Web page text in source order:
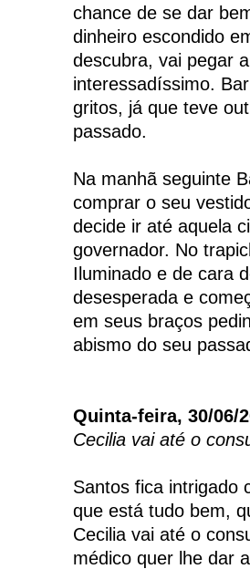
chance de se dar
dinheiro escondido
descubra, vai pegar
interessadíssimo.
gritos, já que teve
passado.
Na manhã seguinte
comprar o seu
decide ir até aquela
governador. No
Iluminado e de cara
desesperada e
em seus braços
abismo do seu
Quinta-feira, 30/06/
Cecilia vai até o
Santos fica intrigado
que está tudo bem,
Cecilia vai até o
médico quer lhe dar